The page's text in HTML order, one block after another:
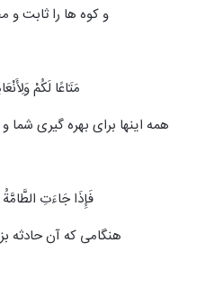
و کوه ها را ثابت و
مَتَاعًا لَکُمْ
همه اینها برای بهره گیری شما
فَإِذَا جَاءَتِ الطَّامَّةُ
هنگامی که آن حادثه